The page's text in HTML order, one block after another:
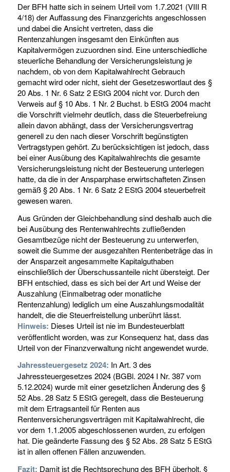
Der BFH hatte sich in seinem Urteil vom 1.7.2021 (VIII R
4/18) der Auffassung des Finanzgerichts angeschlossen
und dabei die Ansicht vertreten, dass die
Rentenzahlungen insgesamt den Einkünften aus
Kapitalvermögen zuzuordnen sind. Eine unterschiedliche
steuerliche Behandlung der Versicherungsleistung je
nachdem, ob von dem Kapitalwahlrecht Gebrauch
gemacht wird oder nicht, sieht der Gesetzeswortlaut des §
20 Abs. 1 Nr. 6 Satz 2 EStG 2004 nicht vor. Durch den
Verweis auf § 10 Abs. 1 Nr. 2 Buchst. b EStG 2004 macht
die Vorschrift vielmehr deutlich, dass die Steuerbefreiung
allein davon abhängt, dass der Versicherungsvertrag
generell zu den nach dieser Vorschrift begünstigten
Vertragstypen gehört. Zu berücksichtigen ist jedoch, dass
bei einer Ausübung des Kapitalwahlrechts die gesamte
Versicherungsleistung nicht der Besteuerung unterlegen
hatte, da die in der Ansparphase erwirtschafteten Zinsen
gemäß § 20 Abs. 1 Nr. 6 Satz 2 EStG 2004 steuerbefreit
gewesen waren.
Aus Gründen der Gleichbehandlung sind deshalb auch die
bei Ausübung des Rentenwahlrechts zufließenden
Gesamtbezüge nicht der Besteuerung zu unterwerfen,
soweit die Summe der ausgezahlten Rentenbeträge das in
der Ansparzeit angesammelte Kapitalguthaben
einschließlich der Überschussanteile nicht übersteigt. Der
BFH entschied, dass es sich bei der Art und Weise der
Auszahlung (Einmalbetrag oder monatliche
Rentenzahlung) lediglich um eine Auszahlungsmodalität
handelt, die die Steuerfreistellung unberührt lässt.
Hinweis: Dieses Urteil ist nie im Bundesteuerblatt
veröffentlicht worden, was zur Konsequenz hat, dass das
Urteil von der Finanzverwaltung nicht angewendet wurde.
Jahressteuergesetz 2024: In Art. 3 des
Jahressteuergesetzes 2024 (BGBl. 2024 I Nr. 387 vom
5.12.2024) wurde mit einer gesetzlichen Änderung des §
52 Abs. 28 Satz 5 EStG geregelt, dass die Besteuerung
mit dem Ertragsanteil für Renten aus
Rentenversicherungsverträgen mit Kapitalwahlrecht, die
vor dem 1.1.2005 abgeschlossenen wurden, zu erfolgen
hat. Die geänderte Fassung des § 52 Abs. 28 Satz 5 EStG
ist in allen offenen Fällen anzuwenden.
Fazit: Damit ist die Rechtsprechung des BFH überholt. §